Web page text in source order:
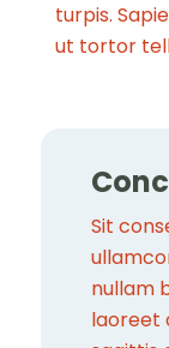
turpis.
ut tortor
Sit
nullam
laoreet